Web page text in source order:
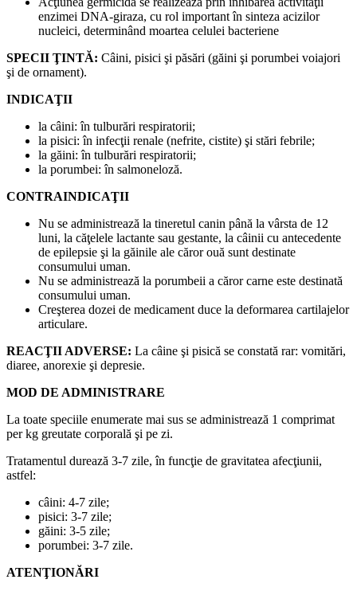
enzimei DNA-giraza, cu rol important în sinteza acizilor
nucleici, determinând moartea celulei bacteriene
SPECII ŢINTĂ: Câini, pisici şi păsări (găini şi porumbei voiajori
şi de ornament).
INDICAŢII
la câini: în tulburări respiratorii;
la pisici: în infecţii renale (nefrite, cistite) şi stări febrile;
la găini: în tulburări respiratorii;
la porumbei: în salmoneloză.
CONTRAINDICAŢII
Nu se administrează la tineretul canin până la vârsta de 12
luni, la căţelele lactante sau gestante, la câinii cu antecedente
de epilepsie şi la găinile ale căror ouă sunt destinate
consumului uman.
Nu se administrează la porumbeii a căror carne este destinată
consumului uman.
Creşterea dozei de medicament duce la deformarea cartilajelor
articulare.
REACŢII ADVERSE: La câine şi pisică se constată rar: vomitări,
diaree, anorexie şi depresie.
MOD DE ADMINISTRARE
La toate speciile enumerate mai sus se administrează 1 comprimat
per kg greutate corporală şi pe zi.
Tratamentul durează 3-7 zile, în funcţie de gravitatea afecţiunii,
astfel:
câini: 4-7 zile;
pisici: 3-7 zile;
găini: 3-5 zile;
porumbei: 3-7 zile.
ATENŢIONĂRI